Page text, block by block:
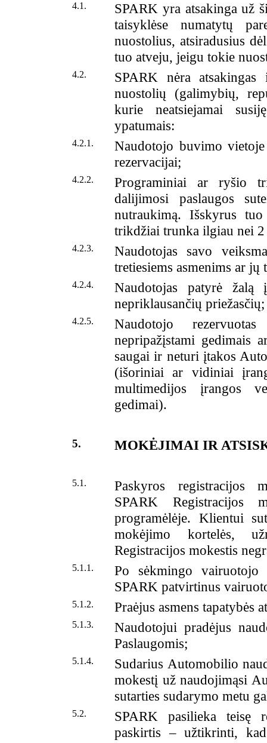
4.1.
SPARK yra atsakinga už
taisyklėse numatytų
nuostolius, atsiradusius
tuo atveju, jeigu tokie
4.2.
SPARK nėra
nuostolių (galimybių,
kurie neatsiejamai
ypatumais:
4.2.1.
Naudotojo buvimo
rezervacijai;
4.2.2.
Programiniai ar ryšio
dalijimosi paslaugos
nutraukimą. Išskyrus
trikdžiai trunka ilgiau nei 2
4.2.3.
Naudotojas savo
tretiesiems asmenims ar jų
4.2.4.
Naudotojas patyrė
nepriklausančių priežasčių;
4.2.5.
Naudotojo
nepripažįstami gedimais
saugai ir neturi įtakos
(išoriniai ar vidiniai
multimedijos įrangos
gedimai).
5. MOKĖJIMAI IR
5.1.
Paskyros registracijos
SPARK Registracijos
programėlėje. Klientui
mokėjimo kortelės,
Registracijos mokestis
5.1.1.
Po sėkmingo
SPARK patvirtinus
5.1.2. Praėjus asmens tapatybės
5.1.3.
Naudotojui pradėjus
Paslaugomis;
5.1.4.
Sudarius Automobilio
mokestį už naudojimąsi
sutarties sudarymo metu
5.2.
SPARK pasilieka teisę
paskirtis – užtikrinti,